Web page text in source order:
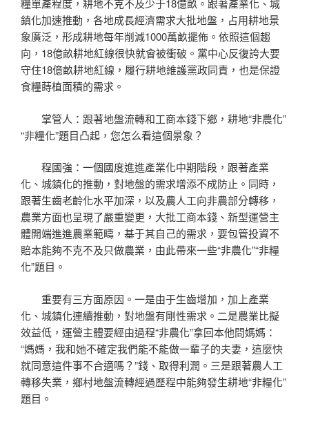
糧單產程度，耕地不克不及少于18億畝。跟著產業化、城
鎮化加速推動，各地成長經濟需求大批地盤，占用耕地景
象廣泛，形成耕地每年削減1000萬畝擺佈。依照這個趨
向，18億畝耕地紅線很快就會被衝破。黨中心反復誇大要
守住18億畝耕地紅線，履行耕地維護黨政同責，也是保證
食糧蒔植面積的需求。
掌管人：跟著地盤流轉和工商本錢下鄉，耕地“非農化”
“非糧化”題目凸起，您怎么看這個景象？
程國強：一個國度進進產業化中期階段，跟著產業
化、城鎮化的推動，對地盤的需求增添不成防止。同時，
跟著生齒老齡化水平加深，以及農人工向非農部分轉移，
農業方面也呈現了嚴重變更，大批工商本錢、新型運營主
體開端進進農業範疇，基于其自己的需求，要包管投資不
賠本能夠不克不及只做農業，由此帶來一些“非農化”“非糧
化”題目。
重要有三方面原因。一是由于生齒增加，加上產業
化、城鎮化連續推動，對地盤有剛性需求。二是農業比擬
效益低，運營主體要經由過程“非農化”拿回本他問媽媽：
“媽媽，我和她不確定我們能不能做一輩子的夫妻，這麼快
就同意這件事不合適嗎？”錢、取得利潤。三是跟著農人工
轉移失業，鄉村地盤流轉經過歷程中能夠發生耕地“非糧化”
題目。